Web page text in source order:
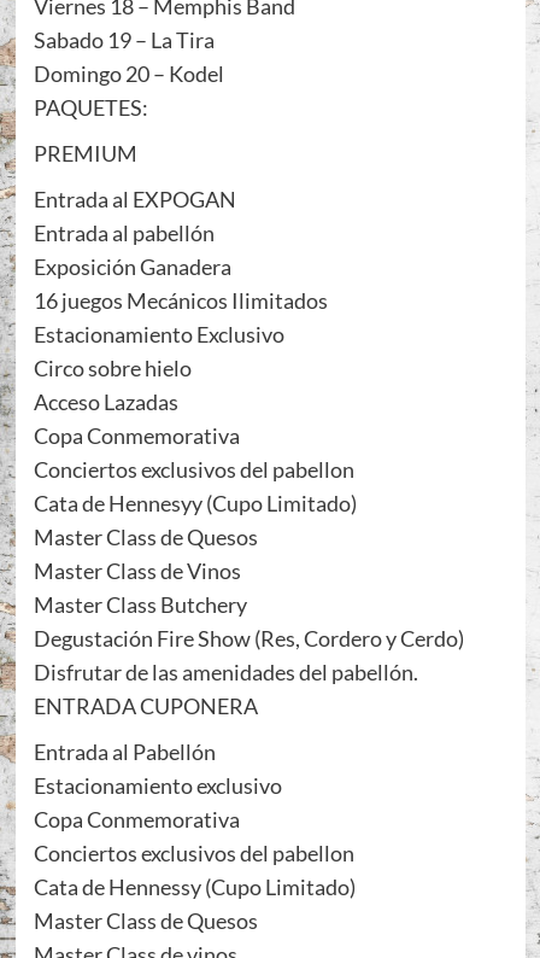
Viernes 18 – Memphis Band
Sabado 19 – La Tira
Domingo 20 – Kodel
PAQUETES:
PREMIUM
Entrada al EXPOGAN
Entrada al pabellón
Exposición Ganadera
16 juegos Mecánicos Ilimitados
Estacionamiento Exclusivo
Circo sobre hielo
Acceso Lazadas
Copa Conmemorativa
Conciertos exclusivos del pabellon
Cata de Hennesyy (Cupo Limitado)
Master Class de Quesos
Master Class de Vinos
Master Class Butchery
Degustación Fire Show (Res, Cordero y Cerdo)
Disfrutar de las amenidades del pabellón.
ENTRADA CUPONERA
Entrada al Pabellón
Estacionamiento exclusivo
Copa Conmemorativa
Conciertos exclusivos del pabellon
Cata de Hennessy (Cupo Limitado)
Master Class de Quesos